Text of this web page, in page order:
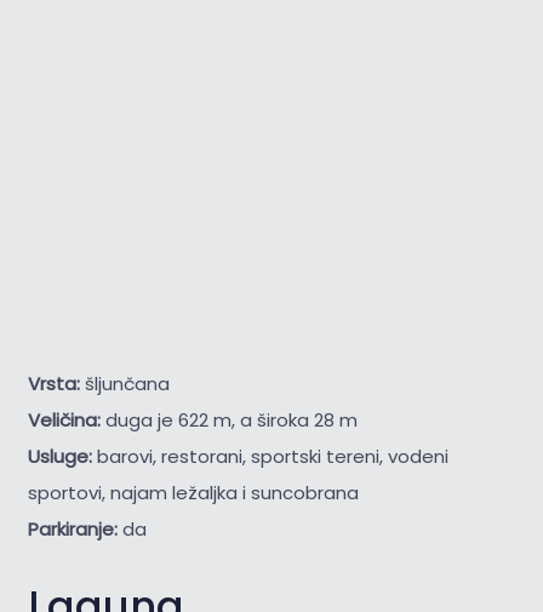
Vrsta:šljunčana
Veličina:duga je 622 m, a široka 28 m
Usluge:barovi, restorani, sportski tereni, vodeni
sportovi, najam ležaljka i suncobrana
Parkiranje:da